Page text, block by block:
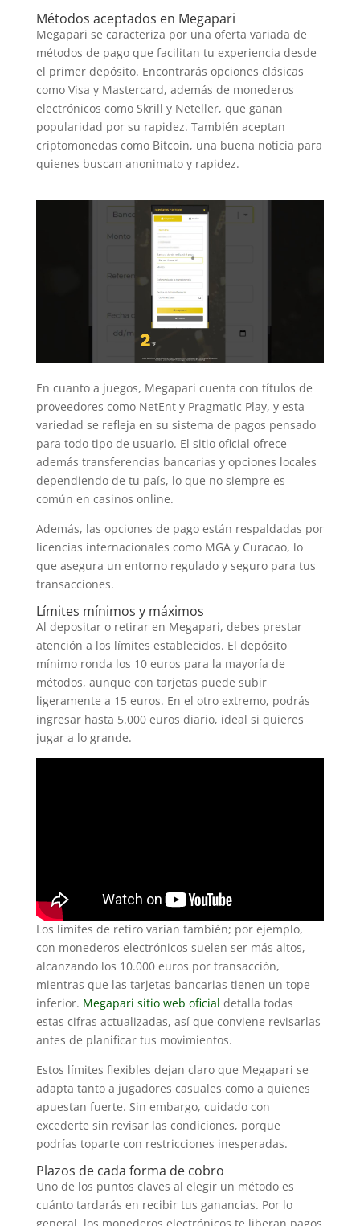
Métodos aceptados en Megapari
Megapari se caracteriza por una oferta variada de
métodos de pago que facilitan tu experiencia desde
el primer depósito. Encontrarás opciones clásicas
como Visa y Mastercard, además de monederos
electrónicos como Skrill y Neteller, que ganan
popularidad por su rapidez. También aceptan
criptomonedas como Bitcoin, una buena noticia para
quienes buscan anonimato y rapidez.
En cuanto a juegos, Megapari cuenta con títulos de
proveedores como NetEnt y Pragmatic Play, y esta
variedad se refleja en su sistema de pagos pensado
para todo tipo de usuario. El sitio oficial ofrece
además transferencias bancarias y opciones locales
dependiendo de tu país, lo que no siempre es
común en casinos online.
Además, las opciones de pago están respaldadas por
licencias internacionales como MGA y Curacao, lo
que asegura un entorno regulado y seguro para tus
transacciones.
Límites mínimos y máximos
Al depositar o retirar en Megapari, debes prestar
atención a los límites establecidos. El depósito
mínimo ronda los 10 euros para la mayoría de
métodos, aunque con tarjetas puede subir
ligeramente a 15 euros. En el otro extremo, podrás
ingresar hasta 5.000 euros diario, ideal si quieres
jugar a lo grande.
Los límites de retiro varían también; por ejemplo,
con monederos electrónicos suelen ser más altos,
alcanzando los 10.000 euros por transacción,
mientras que las tarjetas bancarias tienen un tope
inferior. Megapari sitio web oficial detalla todas
estas cifras actualizadas, así que conviene revisarlas
antes de planificar tus movimientos.
Estos límites flexibles dejan claro que Megapari se
adapta tanto a jugadores casuales como a quienes
apuestan fuerte. Sin embargo, cuidado con
excederte sin revisar las condiciones, porque
podrías toparte con restricciones inesperadas.
Plazos de cada forma de cobro
Uno de los puntos claves al elegir un método es
cuánto tardarás en recibir tus ganancias. Por lo